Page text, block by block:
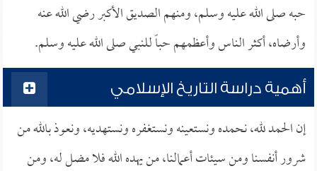
حبه صلى الله عليه وسلم، ومنهم الصديق الأكبر رضي الله عنه
وأرضاه، أكثر الناس وأعظمهم حباً للنبي صلى الله عليه وسلم.
أهمية دراسة التاريخ الإسلامي
إن الحمد لله، نحمده ونستعينه ونستغفره ونستهديه، ونعوذ بالله من
شرور أنفسنا ومن سيئات أعمالنا، من يهده الله فلا مضل له، ومن